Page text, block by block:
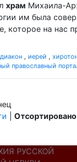
храм Михаила-
им была
которое на нас
диакон , иерей ,
православный
РУССКОЙ